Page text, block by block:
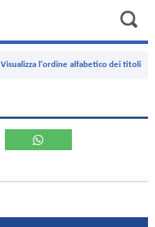
Visualizza l'ordine alfabetico dei titoli